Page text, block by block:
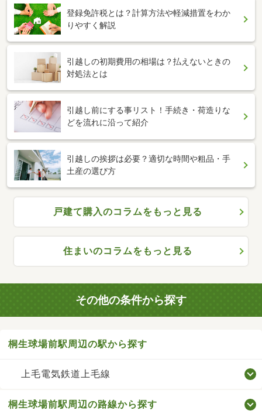
登録免許税とは？計算方法や軽減措置をわか
りやすく解説
引越しの初期費用の相場は？払えないときの
対処法とは
引越し前にする事リスト！手続き・荷造りな
どを流れに沿って紹介
引越しの挨拶は必要？適切な時間や粗品・手
土産の選び方
戸建て購入のコラムをもっと見る
住まいのコラムをもっと見る
その他の条件から探す
桐生球場前駅周辺の駅から探す
上毛電気鉄道上毛線
桐生球場前駅周辺の路線から探す